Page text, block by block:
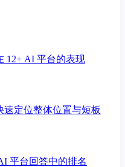
12+ AI 平台的表现
定位整体位置与短板
平台回答中的排名